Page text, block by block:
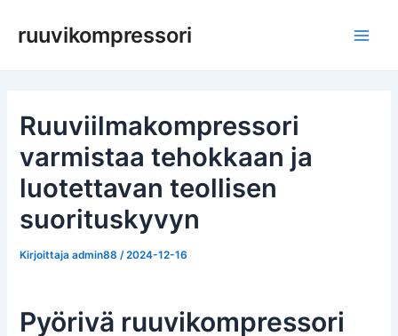
sisältöön
ruuvikompressori
Ruuviilmakompressori
varmistaa tehokkaan ja
luotettavan teollisen
suorituskyvyn
Kirjoittajaadmin88 /2024-12-16
Pyörivä ruuvikompressori